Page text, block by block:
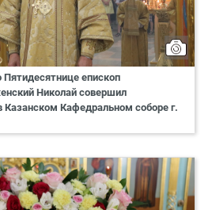
епископ
Николай совершил
Кафедральном соборе г.